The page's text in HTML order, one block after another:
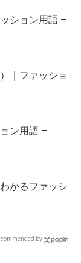
ション用語 –
｜ファッショ
ン用語 –
かるファッシ
by